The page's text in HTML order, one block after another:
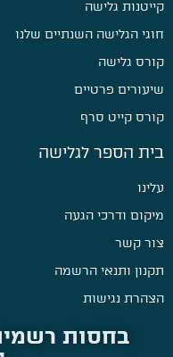
קייטנות גלישה
חוגי הגלישה השנתיים שלנו
קורס גלישה
שיעורים פרטיים
קורס קייט סרף
בית הספר לגלישה
עלינו
מיקום ודרכי הגעה
צור קשר
תקנון ותנאי הרשמה
הצהרת נגישות
בחסות